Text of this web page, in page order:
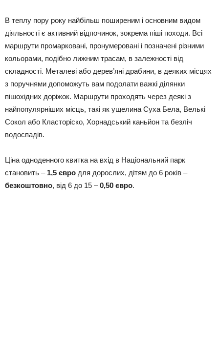
В теплу пору року найбільш поширеним і основним видом
діяльності є активний відпочинок, зокрема піші походи. Всі
маршрути промарковані, пронумеровані і позначені різними
кольорами, подібно лижним трасам, в залежності від
складності. Металеві або дерев’яні драбини, в деяких місцях
з поручнями допоможуть вам подолати важкі ділянки
пішохідних доріжок. Маршрути проходять через деякі з
найпопулярніших місць, такі як ущелина Суха Бела, Велькі
Сокол або Класторіско, Хорнадський каньйон та безліч
водоспадів.
Ціна одноденного квитка на вхід в Національний парк
становить – 1,5 євро для дорослих, дітям до 6 років –
безкоштовно, від 6 до 15 –0,50 євро.